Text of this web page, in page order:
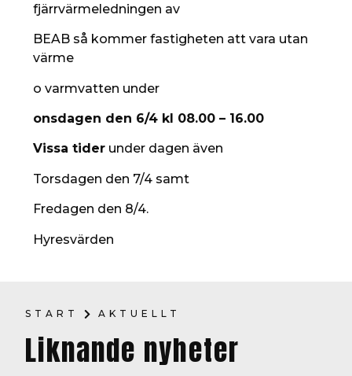
fjärrvärmeledningen av
BEAB så kommer fastigheten att vara utan
värme
o varmvatten under
onsdagen den 6/4 kl 08.00 – 16.00
Vissa tiderunder dagen även
Torsdagen den 7/4 samt
Fredagen den 8/4.
Hyresvärden
START AKTUELLT
Liknande nyheter